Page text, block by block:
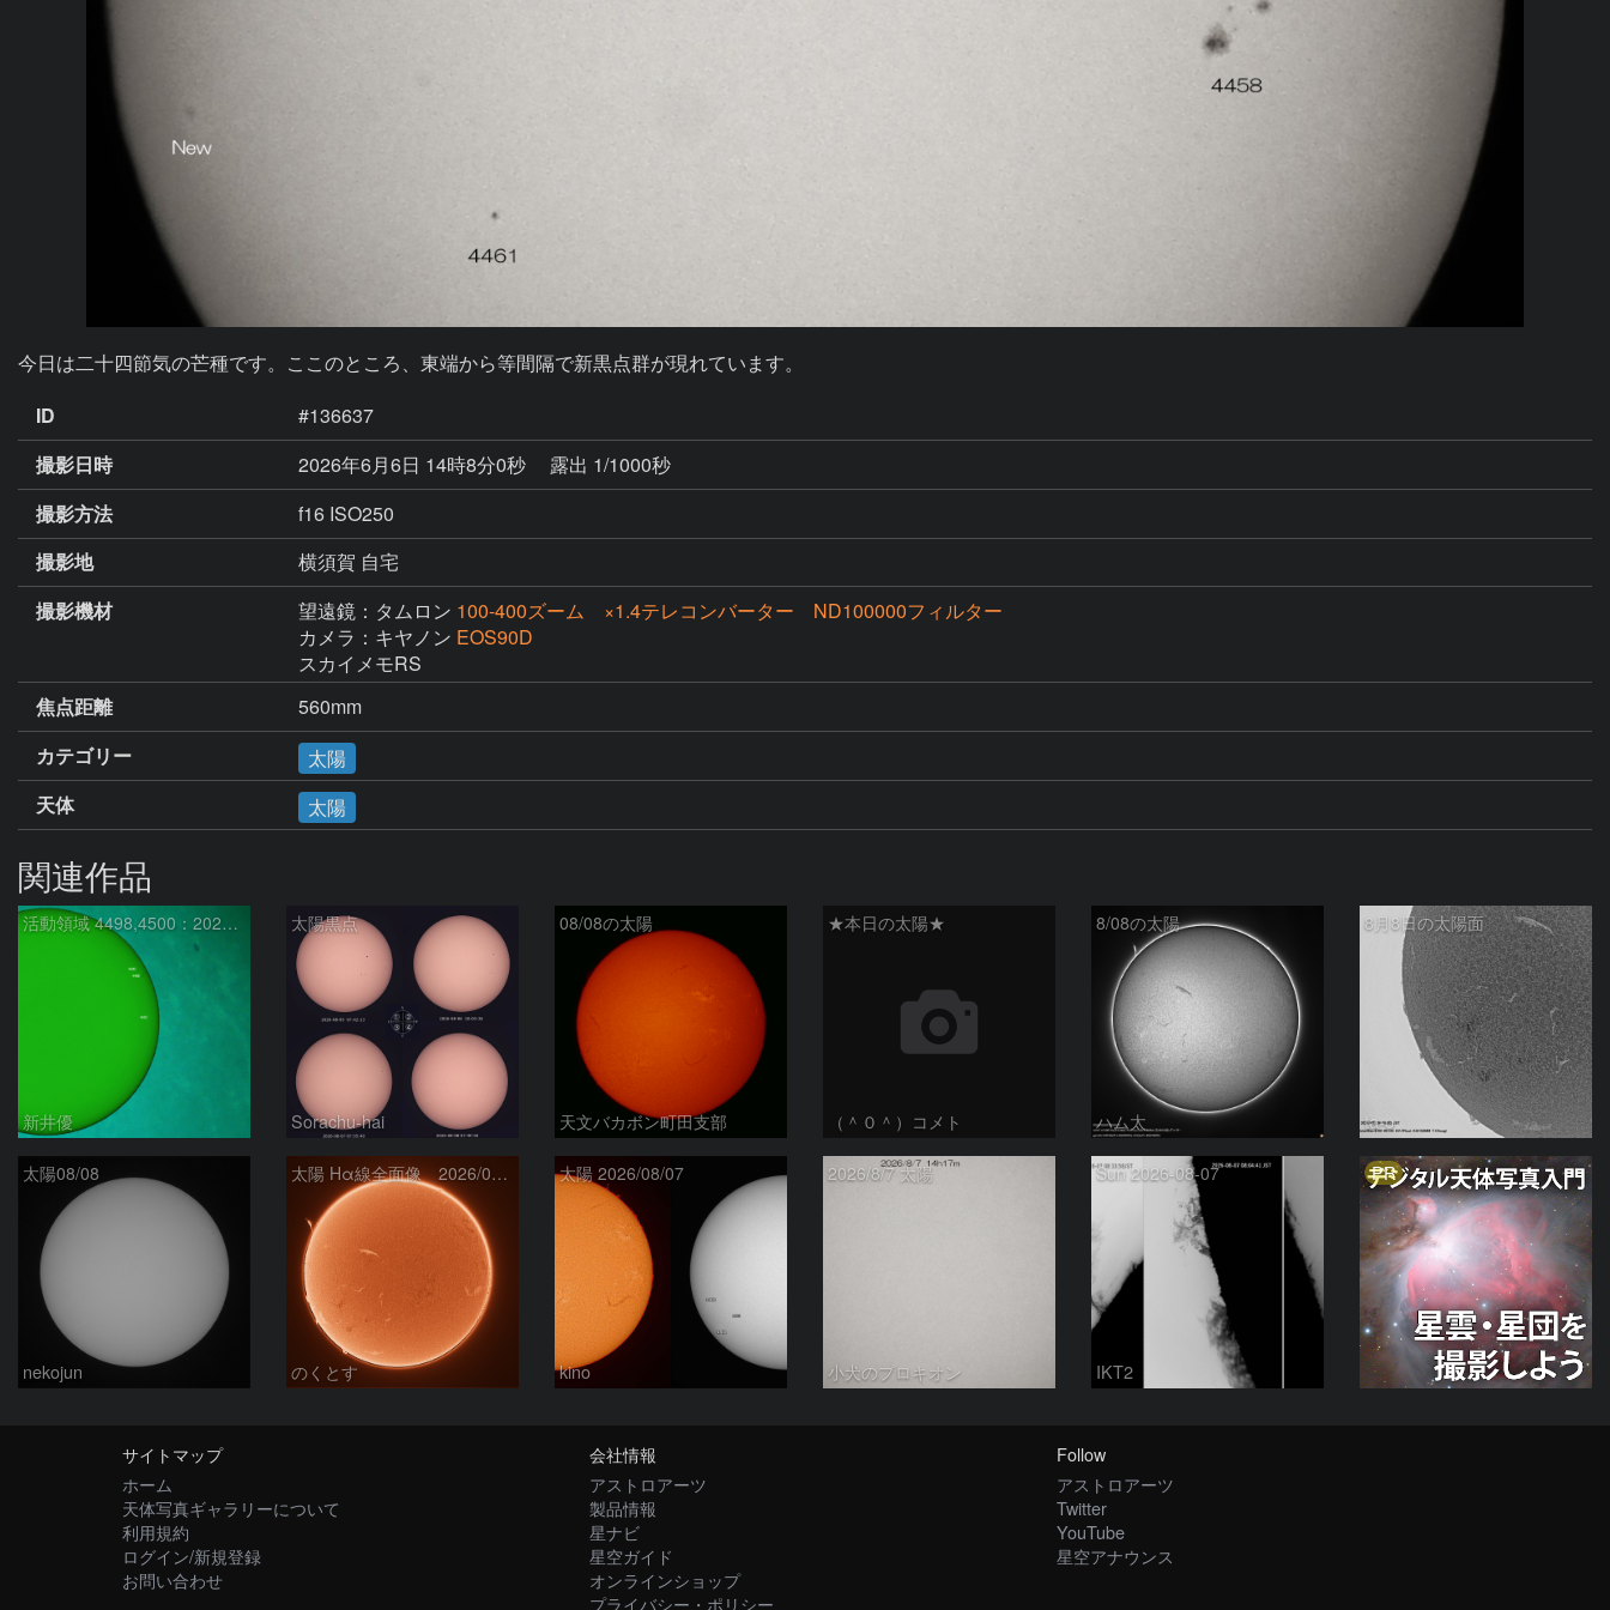
今日は二十四節気の芒種です。ここのところ、東端から等間隔で新黒点群が現れています。
ID
#136637
撮影日時
2026年6月6日 14時8分0秒
露出 1/1000秒
撮影方法
f16 ISO250
撮影地
横須賀 自宅
撮影機材
望遠鏡：タムロン 100-400ズーム ×1.4テレコンバーター ND100000フィルター
カメラ：キヤノン EOS90D
スカイメモRS
焦点距離
560mm
カテゴリー
太陽
天体
太陽
関連作品
活動領域 4498,4500：2026/08/08
新井優
太陽黒点
Sorachu-hai
08/08の太陽
天文バカボン町田支部
★本日の太陽★
（＾０＾）コメト
8/08の太陽
ハム太
8月8日の太陽面
ta-o
太陽08/08
nekojun
太陽 Hα線全面像 2026/08/08
のくとす
太陽 2026/08/07
kino
2026/8/7 太陽
小犬のプロキオン
Sun 2026-08-07
IKT2
PR
サイトマップ
ホーム
天体写真ギャラリーについて
利用規約
ログイン/新規登録
お問い合わせ
会社情報
アストロアーツ
製品情報
星ナビ
星空ガイド
オンラインショップ
プライバシー・ポリシー
Follow
アストロアーツ
Twitter
YouTube
星空アナウンス